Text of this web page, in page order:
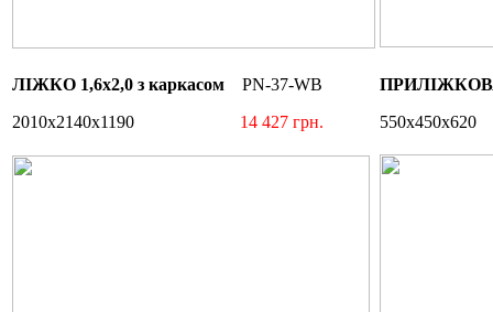
ЛІЖКО 1,6х2,0 з каркасом PN-37-WB
2010х2140х1190 14 427 грн.